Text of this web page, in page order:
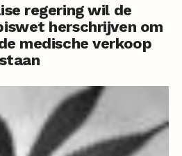
regering wil de
herschrijven om
medische verkoop